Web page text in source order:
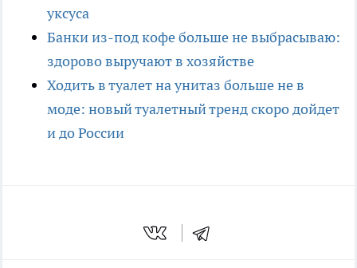
уксуса
Банки из-под кофе больше не выбрасываю:
здорово выручают в хозяйстве
Ходить в туалет на унитаз больше не в
моде: новый туалетный тренд скоро дойдет
и до России